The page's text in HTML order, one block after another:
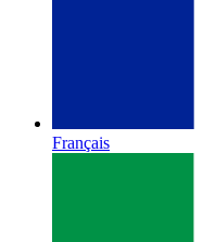
Français